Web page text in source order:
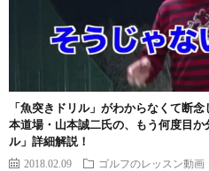
「魚突きドリル」がわからなくて断
本道場・山本誠二氏の、もう何度目か
ル」詳細解説！
2018.02.09 ゴルフのレッスン動画